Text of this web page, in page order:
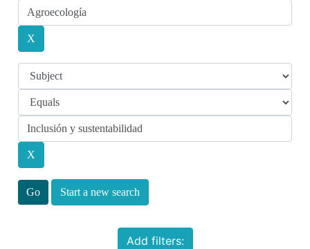
Start a new search
Add filters: